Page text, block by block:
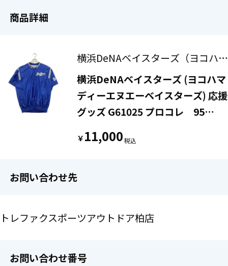
商品詳細
横浜DeNAベイスターズ（ヨコハマ
ディーエヌエーベイスターズ）
横浜DeNAベイスターズ (ヨコハマ
ディーエヌエーベイスターズ) 応援
グッズ G61025 プロコレ 95
￥11,000
お問い合わせ先
トレファクスポーツアウトドア柏店
お問い合わせ番号